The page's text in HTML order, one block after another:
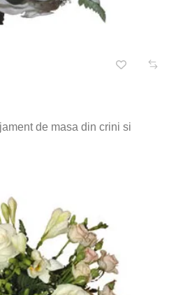
de masa din crini si